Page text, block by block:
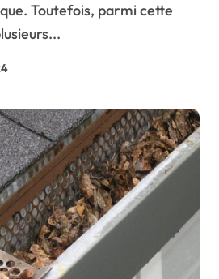
Toutefois, parmi cette